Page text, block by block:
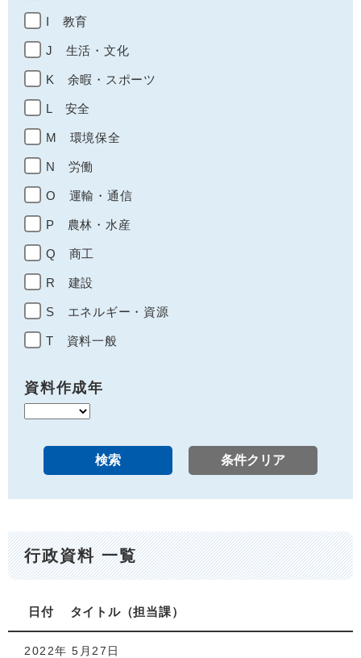
I 教育
J 生活・文化
K 余暇・スポーツ
L 安全
M 環境保全
N 労働
O 運輸・通信
P 農林・水産
Q 商工
R 建設
S エネルギー・資源
T 資料一般
資料作成年
行政資料 一覧
日付 タイトル 担当課
2022年 5月27日